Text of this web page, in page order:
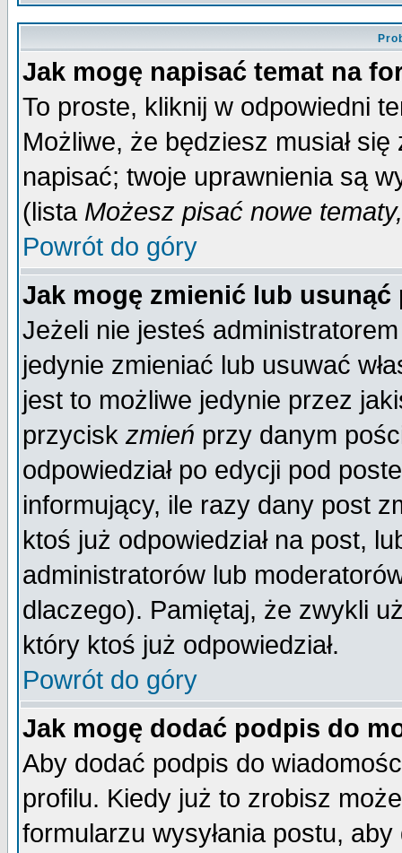
Jak mogę napisać temat na
To proste, kliknij w odpowiedni
Możliwe, że będziesz musiał
napisać; twoje uprawnienia są
(lista Możesz pisać nowe
Powrót do góry
Jak mogę zmienić lub usunąć
Jeżeli nie jesteś
jedynie zmieniać lub usuwać
jest to możliwe jedynie przez
przycisk zmień przy danym
odpowiedział po edycji pod
informujący, ile razy dany post
ktoś już odpowiedział na post,
administratorów lub
dlaczego). Pamiętaj, że zwykli
który ktoś już odpowiedział.
Powrót do góry
Jak mogę dodać podpis do
Aby dodać podpis do
profilu. Kiedy już to zrobisz
formularzu wysyłania postu,